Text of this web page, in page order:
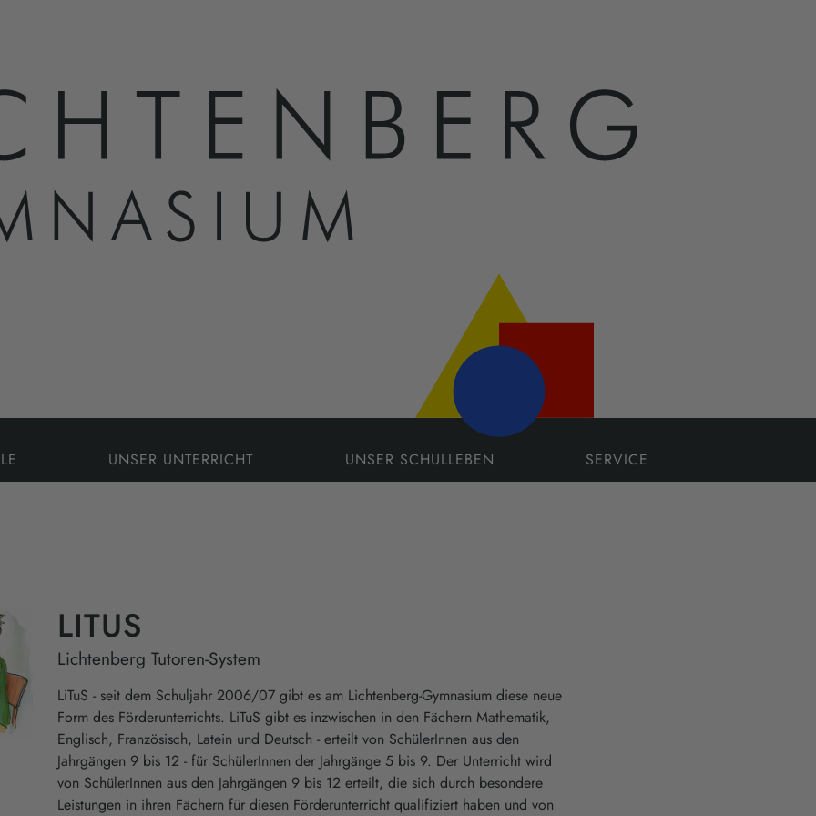
UNSER UNTERRICHT UNSER SCHULLEBEN SERVICE
LITUS
Lichtenberg Tutoren-System
LiTuS - seit dem Schuljahr 2006/07 gibt es am Lichtenberg-Gymnasium diese neue
Form des Förderunterrichts. LiTuS gibt es inzwischen in den Fächern Mathematik,
Englisch, Französisch, Latein und Deutsch - erteilt von SchülerInnen aus den
Jahrgängen 9 bis 12 - für SchülerInnen der Jahrgänge 5 bis 9. Der Unterricht wird
von SchülerInnen aus den Jahrgängen 9 bis 12 erteilt, die sich durch besondere
Leistungen in ihren Fächern für diesen Förderunterricht qualifiziert haben und von